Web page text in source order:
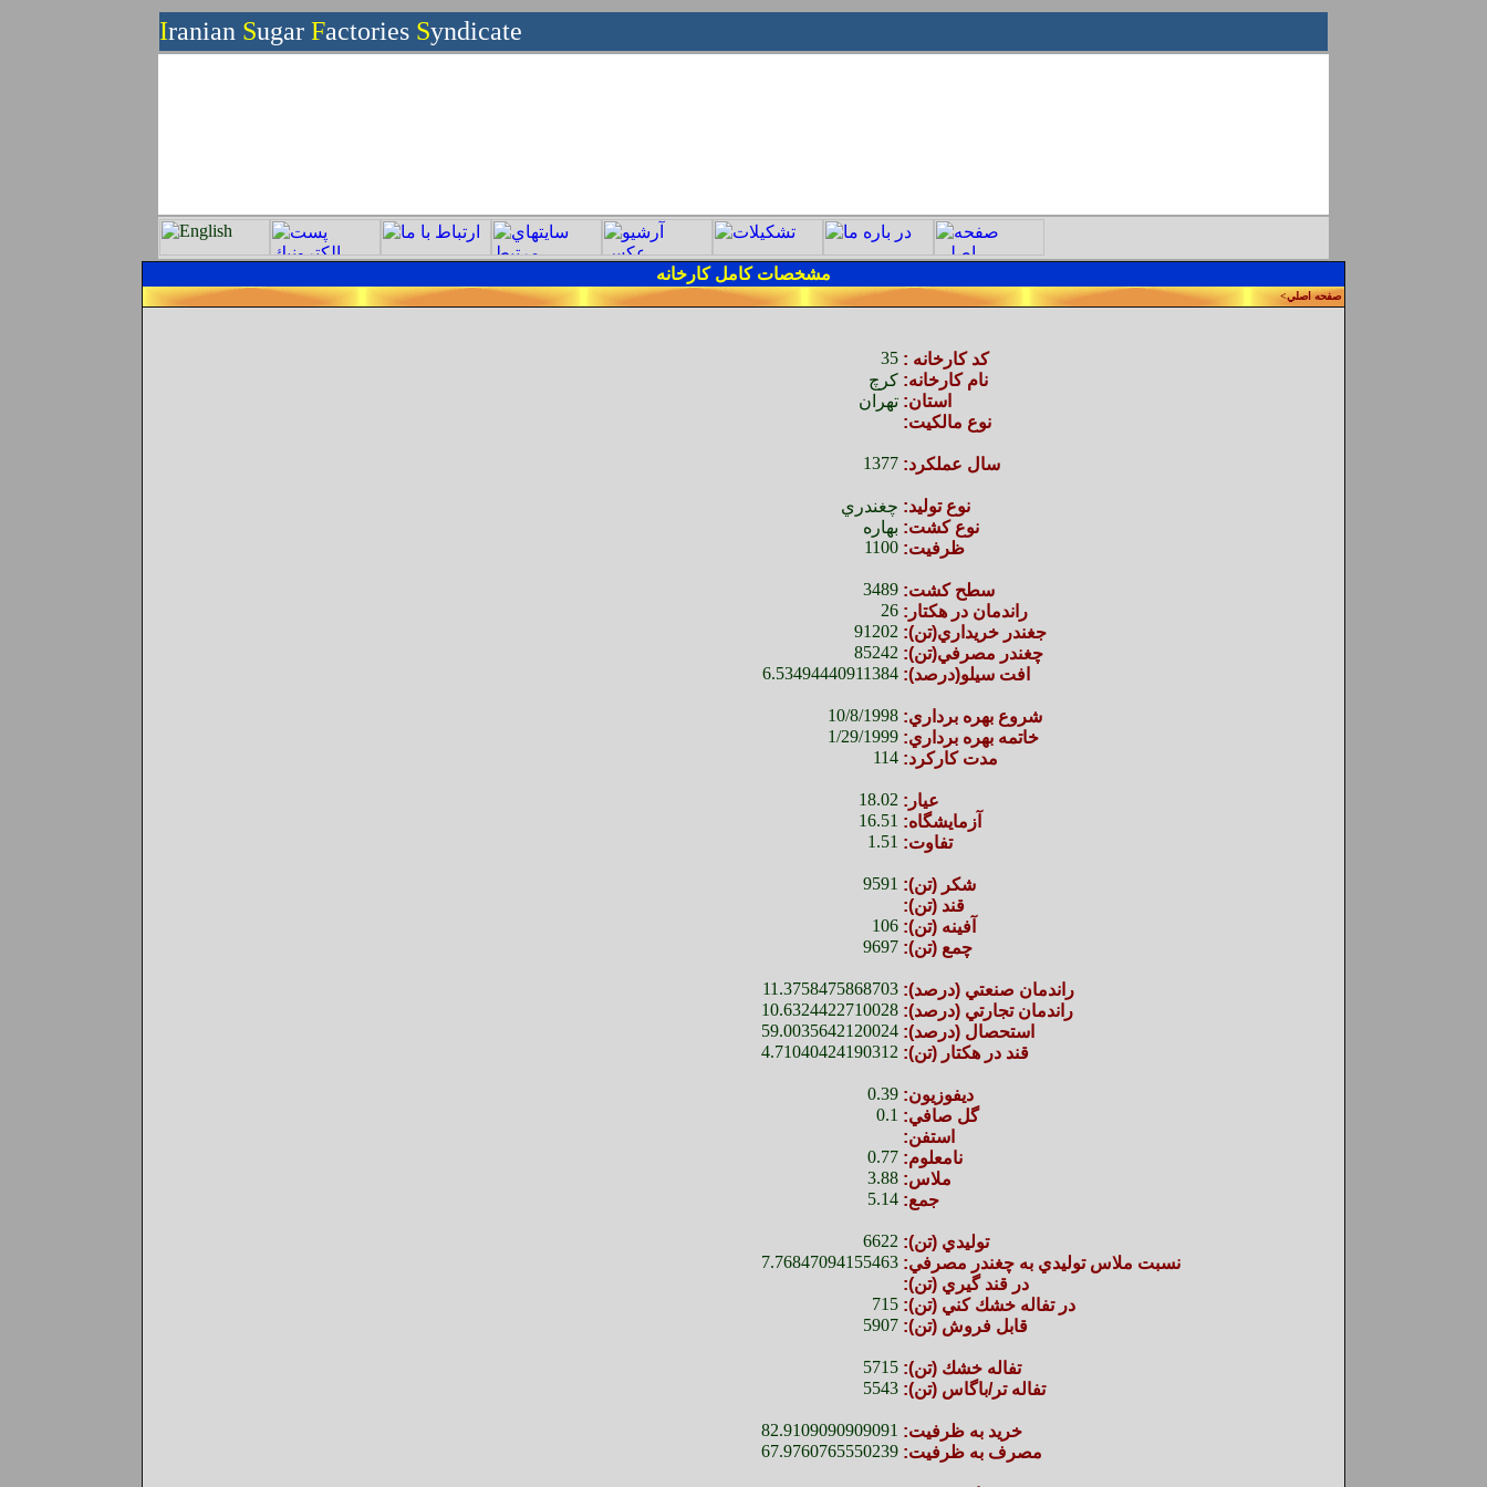
Iranian Sugar Factories Syndicate
مشخصات کامل كارخانه
صفحه اصلي>
35 كد كارخانه :
نام كارخانه:
استان:
نوع مالكيت:
1377 سال عملكرد:
نوع توليد:
نوع كشت:
1100 ظرفيت:
3489 سطح كشت:
26 راندمان در هكتار:
91202 جغندر خريداري(تن):
85242 چغندر مصرفي(تن):
6.53494440911384 افت سيلو(درصد):
10/8/1998 شروع بهره برداري:
1/29/1999 خاتمه بهره برداري:
114 مدت كاركرد:
18.02 عيار:
16.51 آزمايشگاه:
1.51 تفاوت:
9591 شكر (تن):
قند (تن):
106 آفينه (تن):
9697 چمع (تن):
11.3758475868703 راندمان صنعتي (درصد):
10.6324422710028 راندمان تجارتي (درصد):
59.0035642120024 استحصال (درصد):
4.71040424190312 قند در هكتار (تن):
0.39 ديفوزيون:
0.1 گل صافي:
استفن:
0.77 نامعلوم:
3.88 ملاس:
5.14 جمع:
6622 توليدي (تن):
7.76847094155463 نسبت ملاس توليدي به چغندر مصرفي:
در قند گيري (تن):
715 در تفاله خشك كني (تن):
5907 قابل فروش (تن):
5715 تفاله خشك (تن):
5543 تفاله تر/باگاس (تن):
82.9109090909091 خريد به ظرفيت:
67.9760765550239 مصرف به ظرفيت: